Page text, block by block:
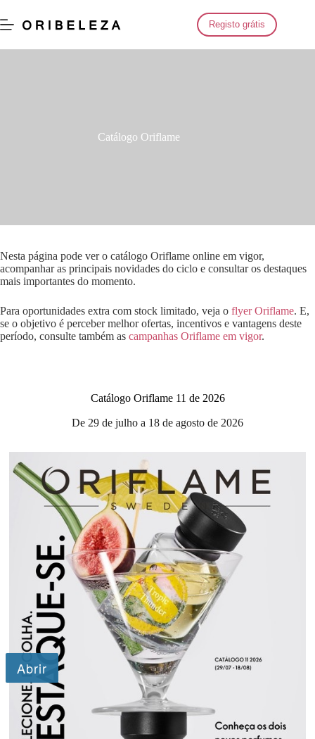
para
o
Registo grátis
Catálogo Oriflame
Nesta página pode ver o catálogo Oriflame online em vigor,
acompanhar as principais novidades do ciclo e consultar os destaques
mais importantes do momento.
Para oportunidades extra com stock limitado, veja o flyer Oriflame. E,
se o objetivo é perceber melhor ofertas, incentivos e vantagens deste
período, consulte também as campanhas Oriflame em vigor.
Catálogo Oriflame 11 de 2026
De 29 de julho a 18 de agosto de 2026